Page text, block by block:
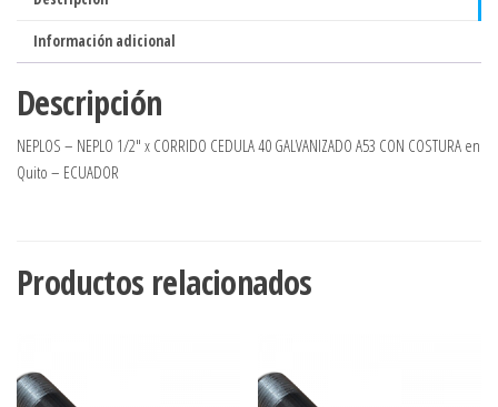
Información adicional
Descripción
NEPLOS – NEPLO 1/2″ x CORRIDO CEDULA 40 GALVANIZADO A53 CON COSTURA en
Quito – ECUADOR
Productos relacionados